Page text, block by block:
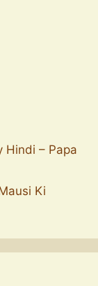
Hindi – Papa
Mausi Ki